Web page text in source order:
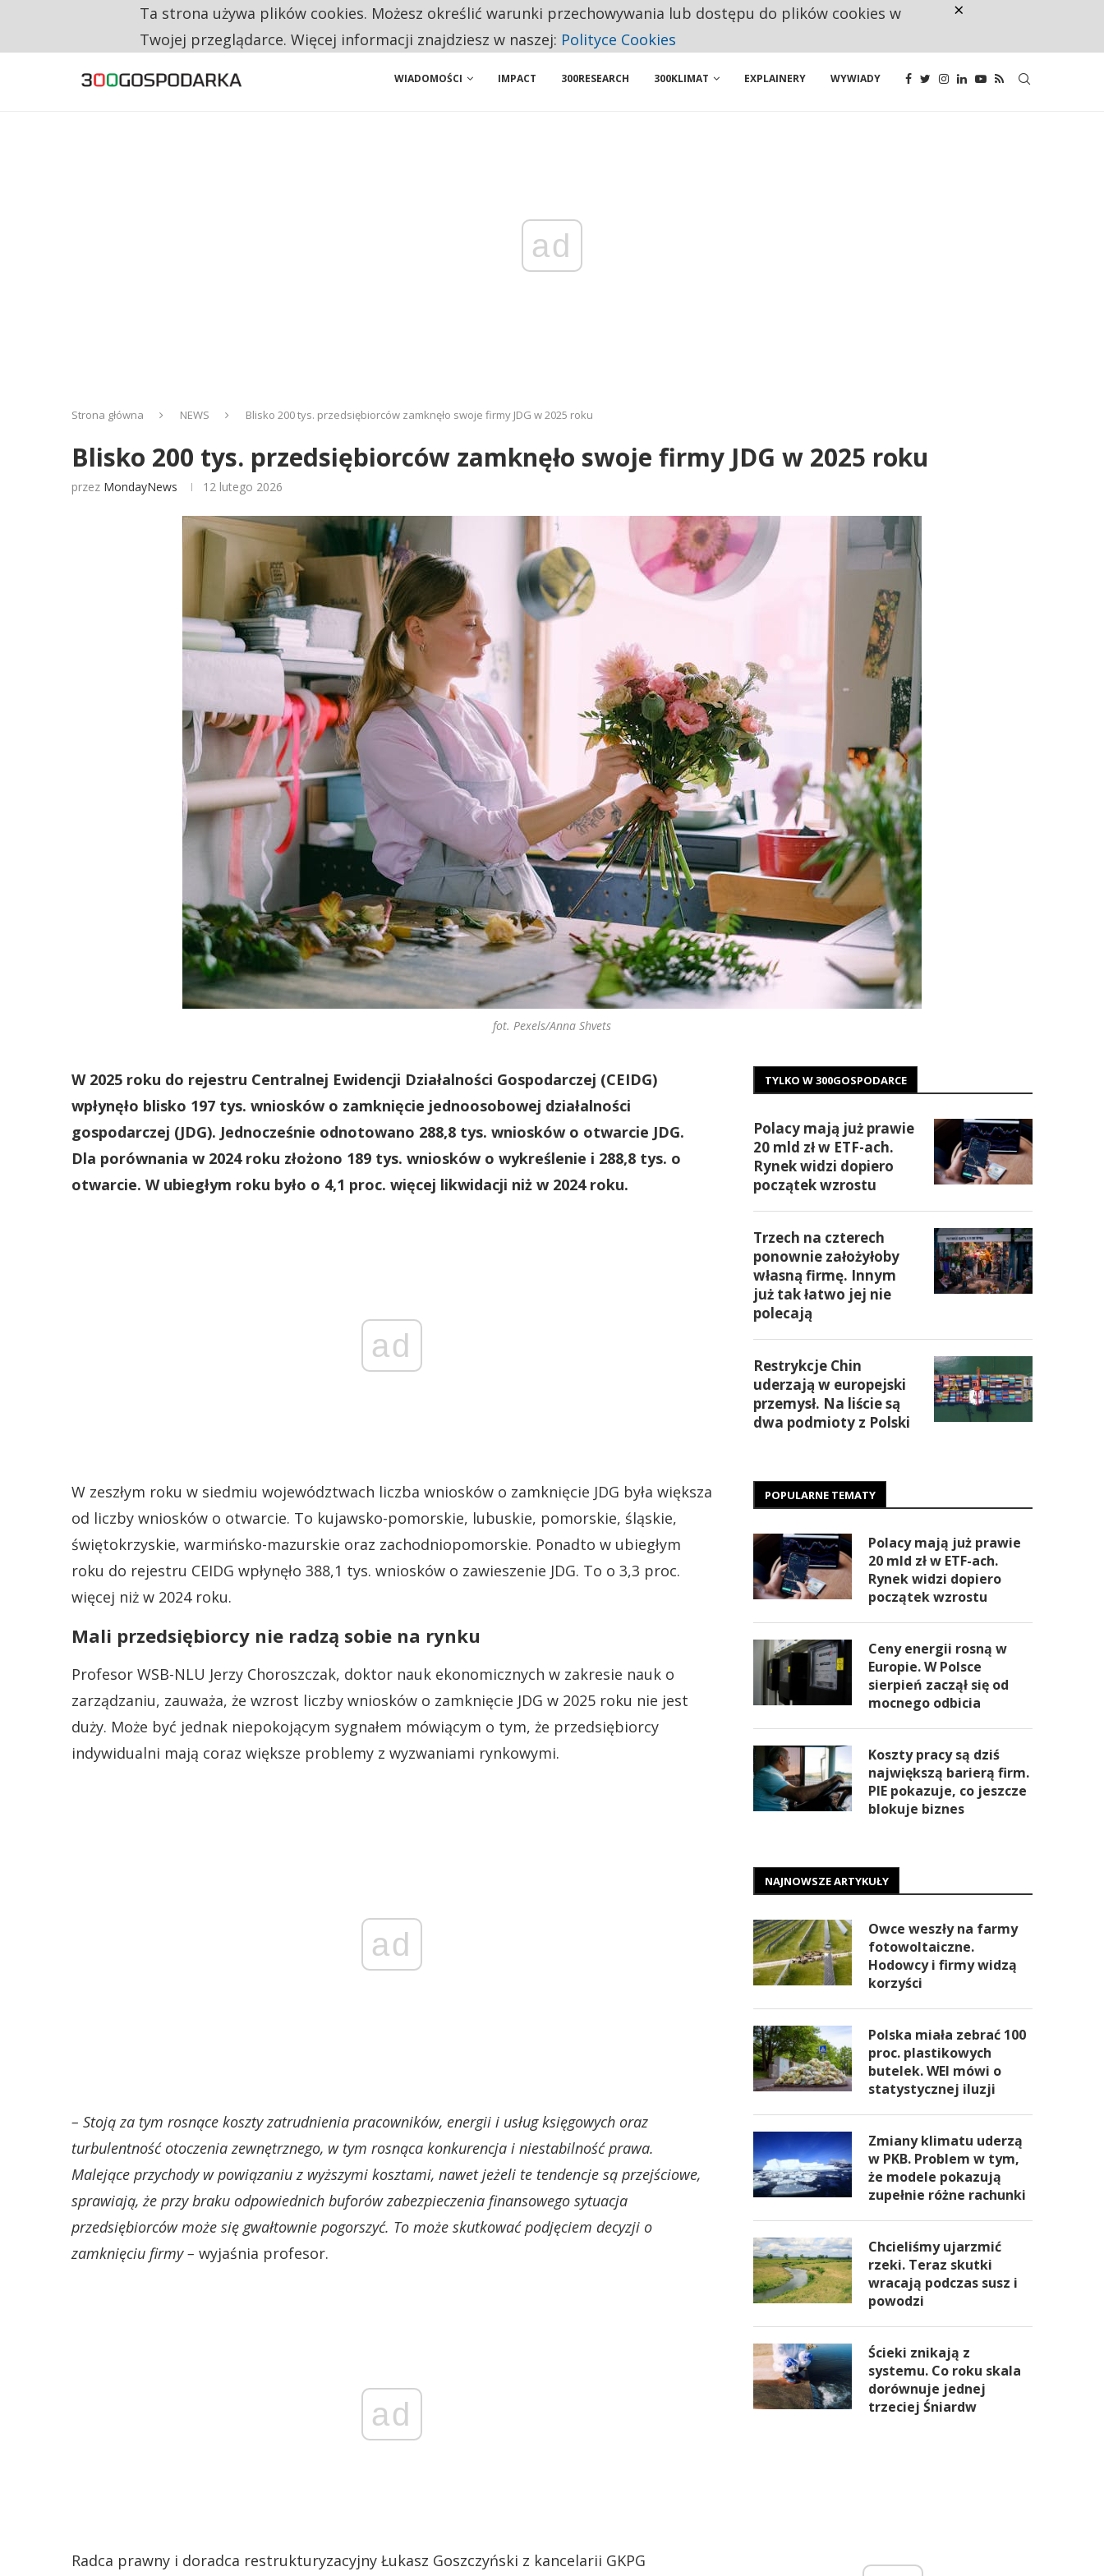
RESTRYKCJE CHIN UDERZAJĄ W EUROPEJSKI PRZEMYSŁ. NA LIŚCIE SĄ DWA PODMIOTY Z POLSKI
WIADOMOŚCI IMPACT 300RESEARCH 300KLIMAT EXPLAINERY WYWIADY
ad
Strona główna NEWS Blisko 200 tys. przedsiębiorców zamknęło swoje firmy JDG w 2025 roku
Blisko 200 tys. przedsiębiorców zamknęło swoje firmy JDG w 2025 roku
przez MondayNews 12 lutego 2026
fot. Pexels/Anna Shvets
W 2025 roku do rejestru Centralnej Ewidencji Działalności Gospodarczej (CEIDG)
wpłynęło blisko 197 tys. wniosków o zamknięcie jednoosobowej działalności
gospodarczej (JDG). Jednocześnie odnotowano 288,8 tys. wniosków o otwarcie JDG.
Dla porównania w 2024 roku złożono 189 tys. wniosków o wykreślenie i 288,8 tys. o
otwarcie. W ubiegłym roku było o 4,1 proc. więcej likwidacji niż w 2024 roku.
ad
W zeszłym roku w siedmiu województwach liczba wniosków o zamknięcie JDG była większa
od liczby wniosków o otwarcie. To kujawsko-pomorskie, lubuskie, pomorskie, śląskie,
świętokrzyskie, warmińsko-mazurskie oraz zachodniopomorskie. Ponadto w ubiegłym
roku do rejestru CEIDG wpłynęło 388,1 tys. wniosków o zawieszenie JDG. To o 3,3 proc.
więcej niż w 2024 roku.
Mali przedsiębiorcy nie radzą sobie na rynku
Profesor WSB-NLU Jerzy Choroszczak, doktor nauk ekonomicznych w zakresie nauk o
zarządzaniu, zauważa, że wzrost liczby wniosków o zamknięcie JDG w 2025 roku nie jest
duży. Może być jednak niepokojącym sygnałem mówiącym o tym, że przedsiębiorcy
indywidualni mają coraz większe problemy z wyzwaniami rynkowymi.
ad
– Stoją za tym rosnące koszty zatrudnienia pracowników, energii i usług księgowych oraz
turbulentność otoczenia zewnętrznego, w tym rosnąca konkurencja i niestabilność prawa.
Malejące przychody w powiązaniu z wyższymi kosztami, nawet jeżeli te tendencje są przejściowe,
sprawiają, że przy braku odpowiednich buforów zabezpieczenia finansowego sytuacja
przedsiębiorców może się gwałtownie pogorszyć. To może skutkować podjęciem decyzji o
zamknięciu firmy – wyjaśnia profesor.
ad
Radca prawny i doradca restrukturyzacyjny Łukasz Goszczyński z kancelarii GKPG
TYLKO W 300GOSPODARCE
Polacy mają już prawie
20 mld zł w ETF-ach.
Rynek widzi dopiero
początek wzrostu
Trzech na czterech
ponownie założyłoby
własną firmę. Innym
już tak łatwo jej nie
polecają
Restrykcje Chin
uderzają w europejski
przemysł. Na liście są
dwa podmioty z Polski
POPULARNE TEMATY
Polacy mają już prawie
20 mld zł w ETF-ach.
Rynek widzi dopiero
początek wzrostu
Ceny energii rosną w
Europie. W Polsce
sierpień zaczął się od
mocnego odbicia
Koszty pracy są dziś
największą barierą firm.
PIE pokazuje, co jeszcze
blokuje biznes
NAJNOWSZE ARTYKUŁY
Owce weszły na farmy
fotowoltaiczne.
Hodowcy i firmy widzą
korzyści
Polska miała zebrać 100
proc. plastikowych
butelek. WEI mówi o
statystycznej iluzji
Zmiany klimatu uderzą
w PKB. Problem w tym,
że modele pokazują
zupełnie różne rachunki
Chcieliśmy ujarzmić
rzeki. Teraz skutki
wracają podczas susz i
powodzi
Ścieki znikają z
systemu. Co roku skala
dorównuje jednej
trzeciej Śniardw
Ta strona używa plików cookies. Możesz określić warunki przechowywania lub dostępu do plików cookies w
Twojej przeglądarce. Więcej informacji znajdziesz w naszej: Polityce Cookies
×